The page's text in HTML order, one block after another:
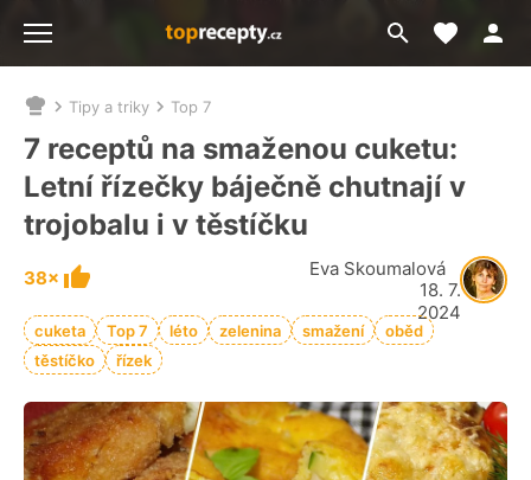
Přejít
na
Moje
Nacházíte
se
zde:
Tipy a triky Top 7
7 receptů na smaženou cuketu:
Letní řízečky báječně chutnají v
trojobalu i v těstíčku
38×
Eva Skoumalová
18. 7.
2024
cuketa Top 7 léto zelenina smažení
oběd
těstíčko
řízek